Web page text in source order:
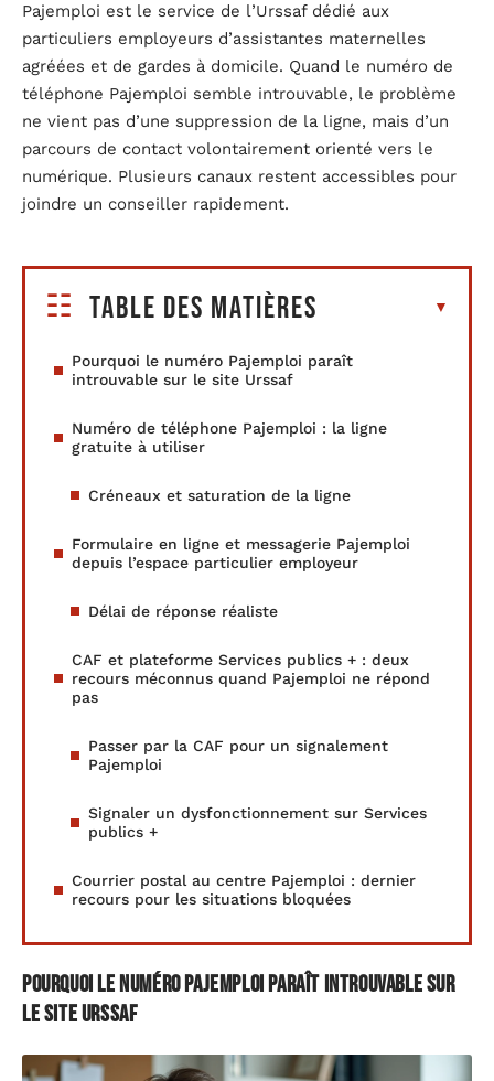
Pajemploi est le service de l’Urssaf dédié aux
particuliers employeurs d’assistantes maternelles
agréées et de gardes à domicile. Quand le numéro de
téléphone Pajemploi semble introuvable, le problème
ne vient pas d’une suppression de la ligne, mais d’un
parcours de contact volontairement orienté vers le
numérique. Plusieurs canaux restent accessibles pour
joindre un conseiller rapidement.
Table des matières
Pourquoi le numéro Pajemploi paraît
introuvable sur le site Urssaf
Numéro de téléphone Pajemploi : la ligne
gratuite à utiliser
Créneaux et saturation de la ligne
Formulaire en ligne et messagerie Pajemploi
depuis l’espace particulier employeur
Délai de réponse réaliste
CAF et plateforme Services publics + : deux
recours méconnus quand Pajemploi ne répond
pas
Passer par la CAF pour un signalement
Pajemploi
Signaler un dysfonctionnement sur Services
publics +
Courrier postal au centre Pajemploi : dernier
recours pour les situations bloquées
Pourquoi le numéro Pajemploi paraît introuvable sur
le site Urssaf